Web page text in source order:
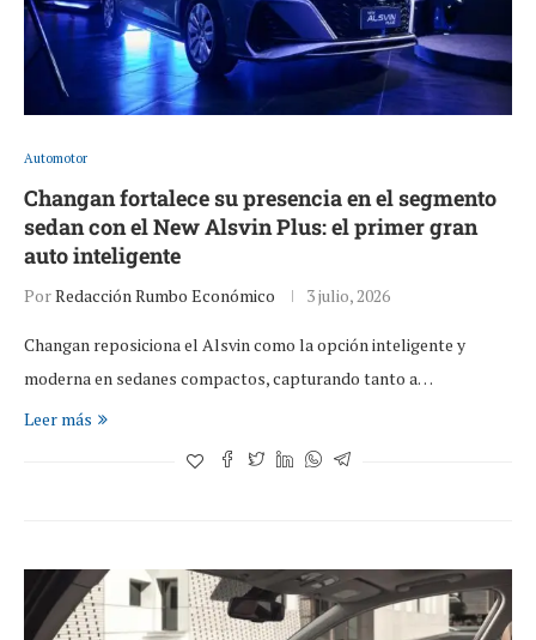
Automotor
Changan fortalece su presencia en el segmento
sedan con el New Alsvin Plus: el primer gran
auto inteligente
PorRedacción Rumbo Económico 3 julio, 2026
Changan reposiciona el Alsvin como la opción inteligente y
moderna en sedanes compactos, capturando tanto a…
Leer más